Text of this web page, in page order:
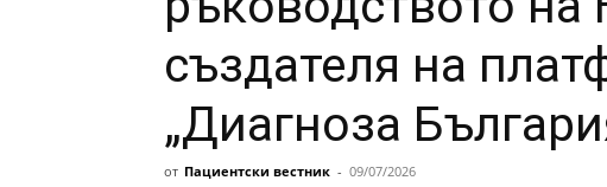
създателя на
„Диагноза
от Пациентски вестник - 09/07/2026